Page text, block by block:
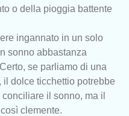
o della pioggia battente
ingannato in un solo
sonno abbastanza
se parliamo di una
dolce ticchettio potrebbe
il sonno, ma il
clemente.